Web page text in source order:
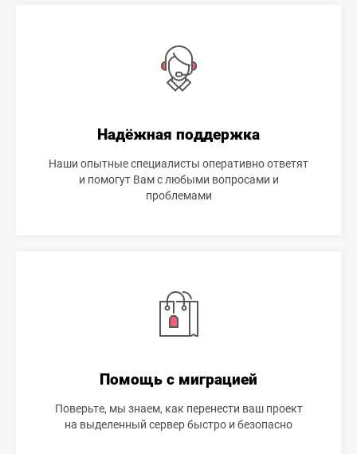
Надёжная поддержка
Наши опытные специалисты оперативно ответят
и помогут Вам с любыми вопросами и
проблемами
Помощь с миграцией
Поверьте, мы знаем, как перенести ваш проект
на выделенный сервер быстро и безопасно